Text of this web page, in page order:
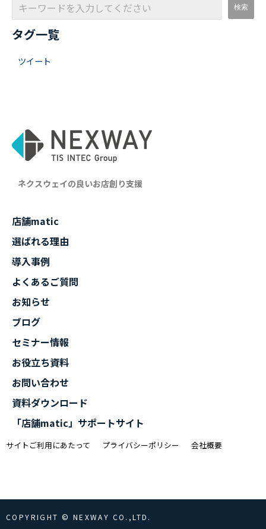
タグ一覧
ツイート
ネクスウェイの良いお店創り支援
店舗matic
選ばれる理由
導入事例
よくあるご質問
お知らせ
ブログ
セミナー情報
お役立ち資料
お問い合わせ
資料ダウンロード
「店舗matic」サポートサイト
サイトご利用にあたって プライバシーポリシー 会社概要
COPYRIGHT © NEXWAY CO.,LTD.